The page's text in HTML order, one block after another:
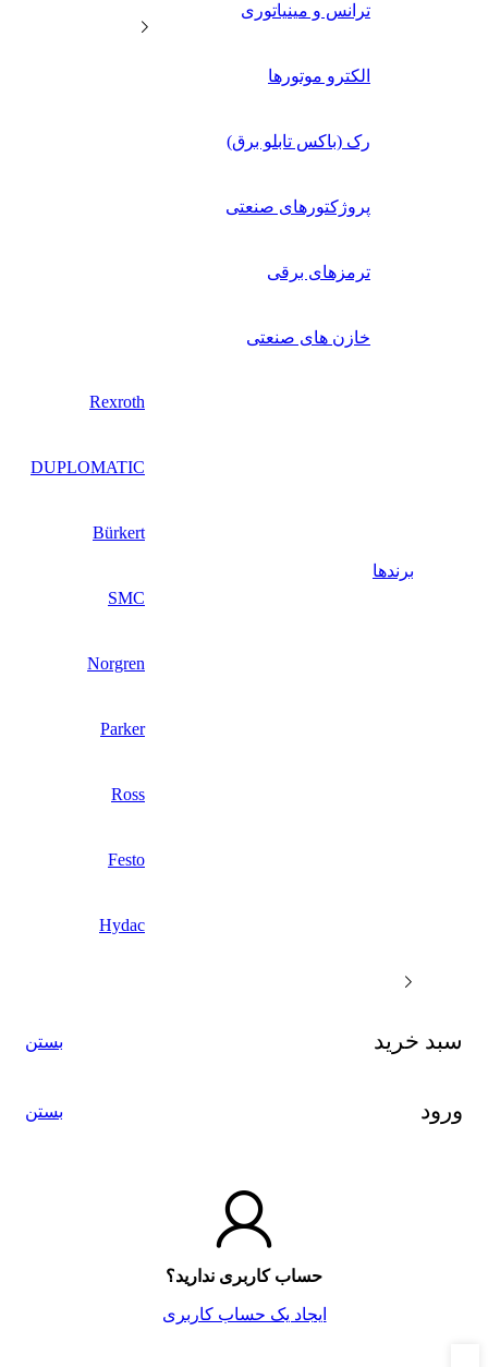
ترانس و مینیاتوری
الکترو موتورها
رک (باکس تابلو برق)
پروژکتورهای صنعتی
ترمزهای برقی
خازن های صنعتی
برندها
Rexroth
DUPLOMATIC
Bürkert
SMC
Norgren
Parker
Ross
Festo
Hydac
سبد خرید بستن
ورود بستن
حساب کاربری ندارید؟
ایجاد یک حساب کاربری